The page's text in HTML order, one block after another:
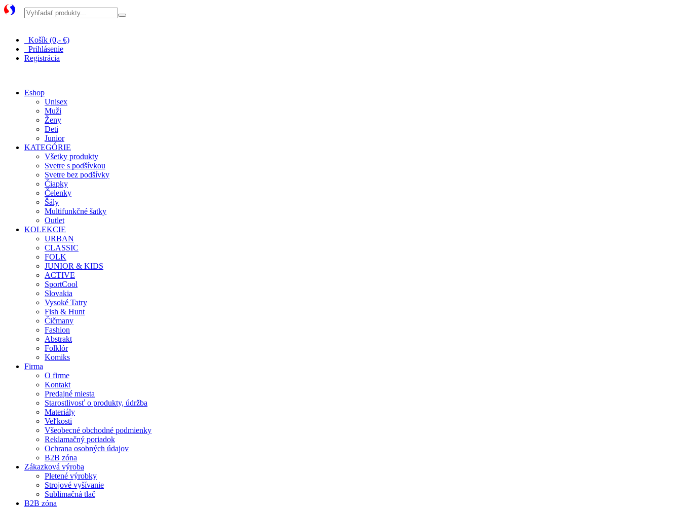
Košík (0,- €)
Prihlásenie
Registrácia
Eshop
Unisex
Muži
Ženy
Deti
Junior
KATEGÓRIE
Všetky produkty
Svetre s podšívkou
Svetre bez podšívky
Čiapky
Čelenky
Šály
Multifunkčné šatky
Outlet
KOLEKCIE
URBAN
CLASSIC
FOLK
JUNIOR & KIDS
ACTIVE
SportCool
Slovakia
Vysoké Tatry
Fish & Hunt
Čičmany
Fashion
Abstrakt
Folklór
Komiks
Firma
O firme
Kontakt
Predajné miesta
Starostlivosť o produkty, údržba
Materiály
Veľkosti
Všeobecné obchodné podmienky
Reklamačný poriadok
Ochrana osobných údajov
B2B zóna
Zákazková výroba
Pletené výrobky
Strojové vyšívanie
Sublimačná tlač
B2B zóna